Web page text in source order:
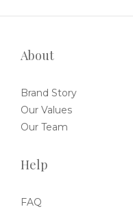
About
Brand Story
Our Values
Our Team
Help
FAQ